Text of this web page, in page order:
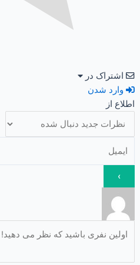
اشتراک در
وارد شدن
اطلاع از